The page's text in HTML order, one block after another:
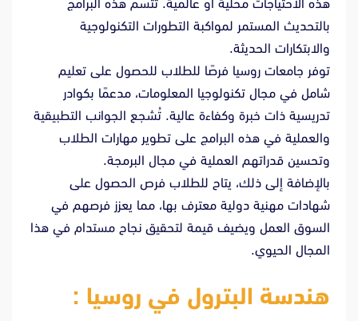
هذه الاحتياجات محلية أو عالمية. تتسم هذه البرامج
بالتحديث المستمر لمواكبة التطورات التكنولوجية
والابتكارات الحديثة.
توفر جامعات روسيا فرصًا للطلاب للحصول على تعليم
شامل في مجال تكنولوجيا المعلومات، مدعمًا بكوادر
تدريسية ذات خبرة وكفاءة عالية. تُشجع الجوانب التطبيقية
والعملية في هذه البرامج على تطوير مهارات الطلاب
وتحسين قدراتهم العملية في مجال البرمجة.
بالإضافة إلى ذلك، يتاح للطلاب فرص الحصول على
شهادات مهنية دولية معترف بها، مما يعزز فرصهم في
السوق العمل ويضيف قيمة لتحقيق نجاح مستدام في هذا
المجال الحيوي.
هندسة البترول في روسيا :